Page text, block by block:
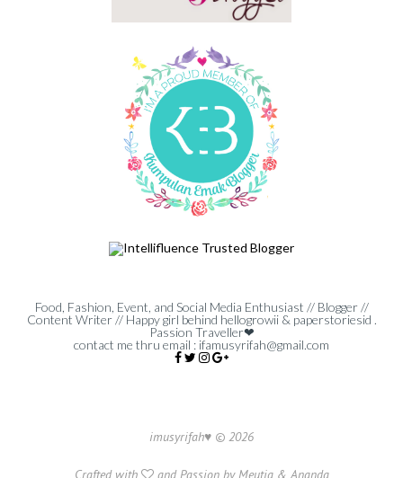
Food, Fashion, Event, and Social Media Enthusiast // Blogger //
Content Writer // Happy girl behind hellogrowii & paperstoriesid .
Passion Traveller❤
contact me thru email : ifamusyrifah@gmail.com
imusyrifah♥ © 2026
Crafted with and Passion by Meutia& Ananda